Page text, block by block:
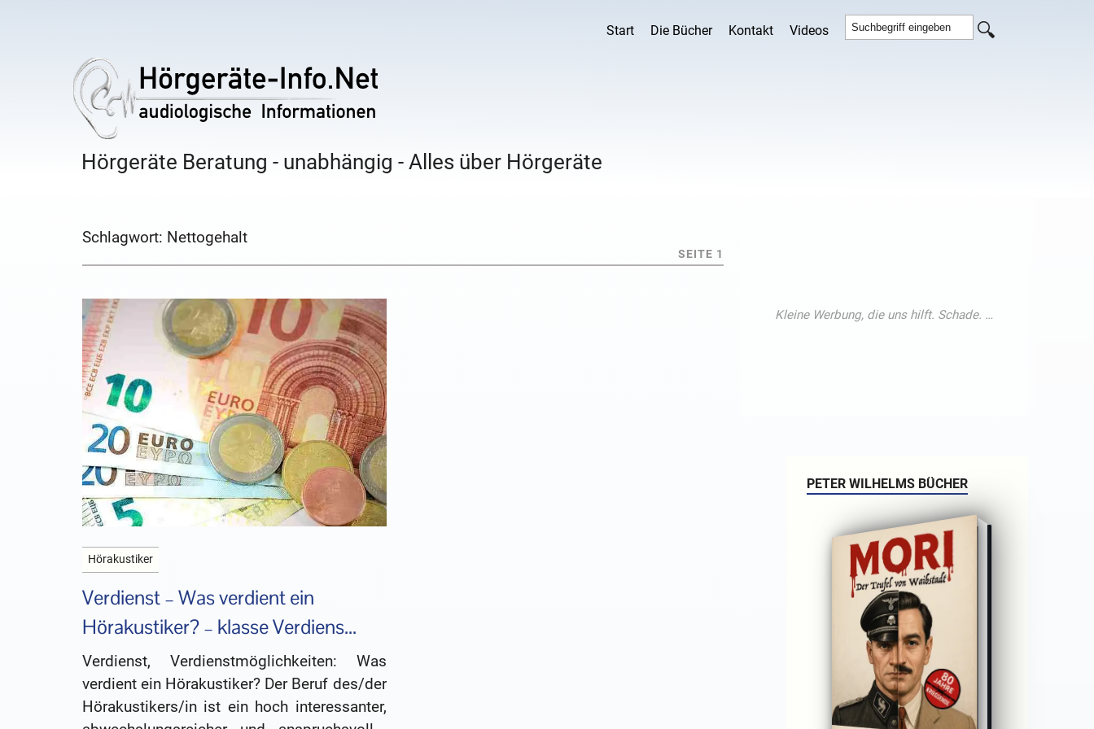
Start Die Bücher Kontakt Videos
Hörgeräte Beratung - unabhängig - Alles über Hörgeräte
Schlagwort: Nettogehalt
SEITE 1
Hörakustiker
Verdienst – Was verdient ein
Hörakustiker? – klasse Verdiens...
Verdienst, Verdienstmöglichkeiten: Was
verdient ein Hörakustiker? Der Beruf des/der
Hörakustikers/in ist ein hoch interessanter,
PETER WILHELMS BÜCHER